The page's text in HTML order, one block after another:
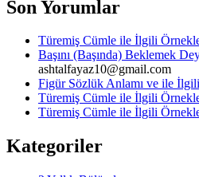
Son Yorumlar
Türemiş Cümle ile İlgili
Başını (Başında) Beklemek
ashtalfayaz10@gmail.com
Figür Sözlük Anlamı ve ile
Türemiş Cümle ile İlgili
Türemiş Cümle ile İlgili
Kategoriler